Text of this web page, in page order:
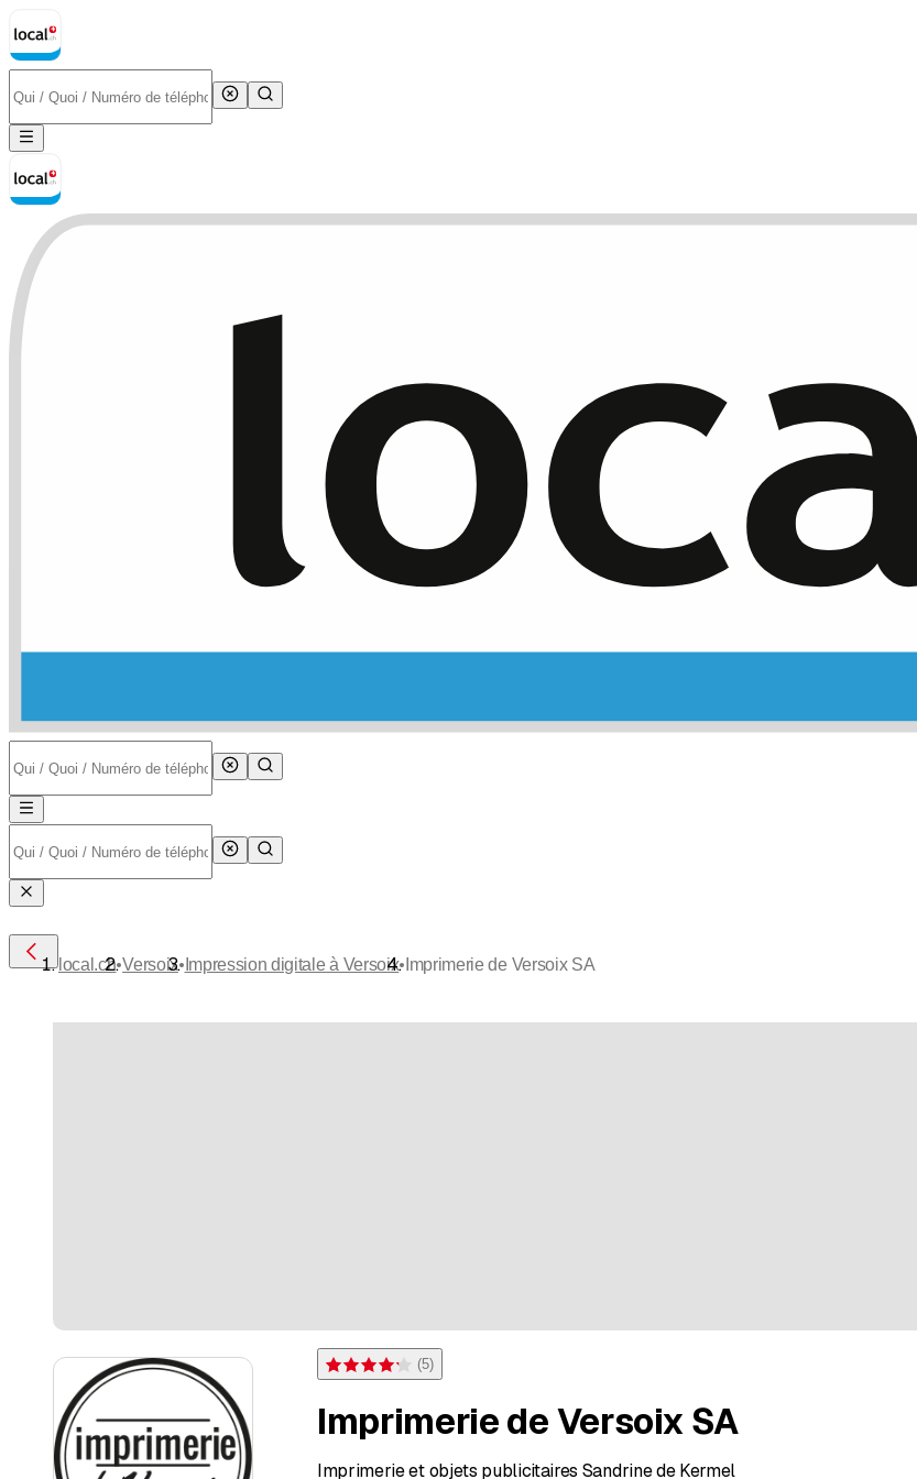
Note 4,2 sur 5 étoiles pour 5 évaluations
(5)
Imprimerie de Versoix SA
Imprimerie et objets publicitaires Sandrine de Kermel
local.ch•Versoix• Impression digitale à Versoix• Imprimerie de Versoix SA